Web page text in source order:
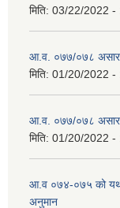
मिति: 03/22/2022 -
आ.व. ०७७/०७८ असार
मिति: 01/20/2022 -
आ.व. ०७७/०७८ असार
मिति: 01/20/2022 -
आ.व ०७४-०७५ को
अनुमान